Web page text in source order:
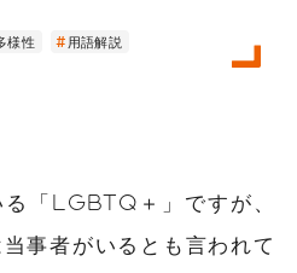
様性 用語解説
「LGBTQ＋」ですが、
事者がいるとも言われて